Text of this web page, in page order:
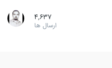
4,637
ارسال ها